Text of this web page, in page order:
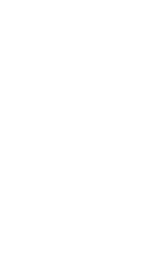
した安心・安全なユーザーです
の取引を完了させた実績があります
ビスでの取引実績があります
ものではありません
間以内＆設定した発送日数内に発送してい
ーします
ね！